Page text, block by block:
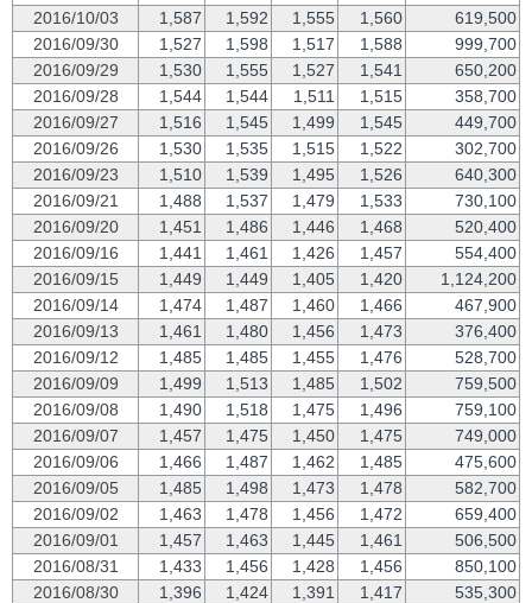
2016/10/03
1,587 1,592 1,555 1,560
619,500
2016/09/30
1,527 1,598 1,517 1,588
999,700
2016/09/29
1,530 1,555 1,527 1,541
650,200
2016/09/28
1,544 1,544 1,511 1,515
358,700
2016/09/27
1,516 1,545 1,499 1,545
449,700
2016/09/26
1,530 1,535 1,515 1,522
302,700
2016/09/23
1,510 1,539 1,495 1,526
640,300
2016/09/21
1,488 1,537 1,479 1,533
730,100
2016/09/20
1,451 1,486 1,446 1,468
520,400
2016/09/16
1,441 1,461 1,426 1,457
554,400
2016/09/15
1,449 1,449 1,405 1,420
1,124,200
2016/09/14
1,474 1,487 1,460 1,466
467,900
2016/09/13
1,461 1,480 1,456 1,473
376,400
2016/09/12
1,485 1,485 1,455 1,476
528,700
2016/09/09
1,499 1,513 1,485 1,502
759,500
2016/09/08
1,490 1,518 1,475 1,496
759,100
2016/09/07
1,457 1,475 1,450 1,475
749,000
2016/09/06
1,466 1,487 1,462 1,485
475,600
2016/09/05
1,485 1,498 1,473 1,478
582,700
2016/09/02
1,463 1,478 1,456 1,472
659,400
2016/09/01
1,457 1,463 1,445 1,461
506,500
2016/08/31
1,433 1,456 1,428 1,456
850,100
2016/08/30
1,396 1,424 1,391 1,417
535,300